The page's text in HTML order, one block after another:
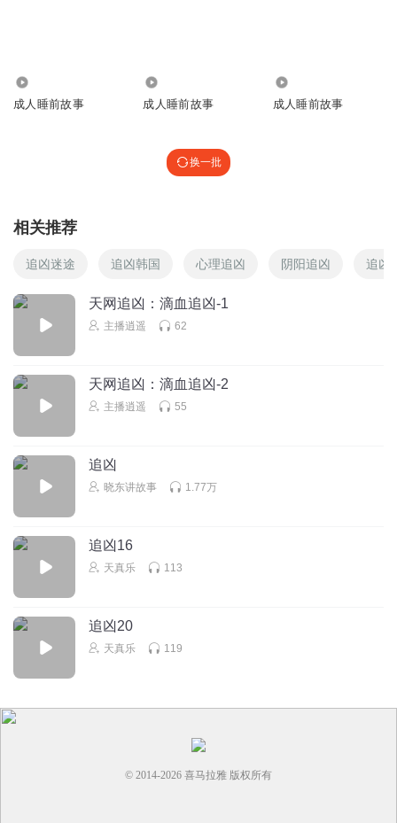
让这个大汉奸五马分尸也不解心头之恨！
成人睡前故事 成人睡前故事 成人睡前故事
换一批
相关推荐
追凶迷途 追凶韩国 心理追凶 阴阳追凶 追凶
天网追凶：滴血追凶-1
主播逍遥 62
天网追凶：滴血追凶-2
主播逍遥 55
追凶
晓东讲故事 1.77万
追凶16
天真乐 113
追凶20
天真乐 119
© 2014-2026 喜马拉雅 版权所有